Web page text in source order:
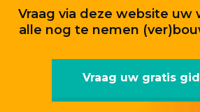
Vraag via deze website uw
alle nog te nemen
Vraag uw gratis